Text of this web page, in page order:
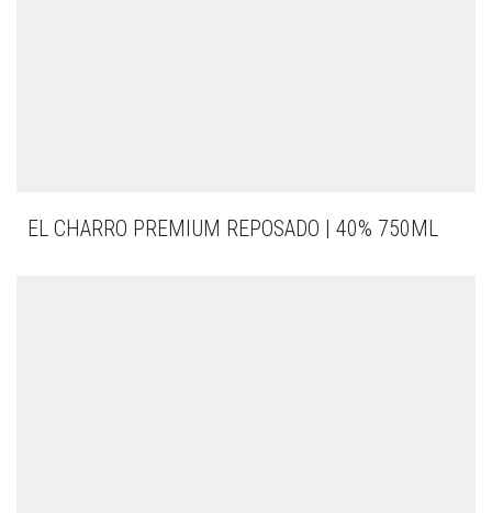
EL CHARRO PREMIUM REPOSADO | 40% 750ML